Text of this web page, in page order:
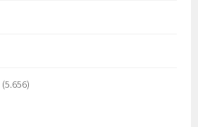
(5.656)